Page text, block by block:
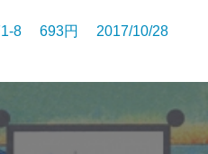
8 693円 2017/10/28